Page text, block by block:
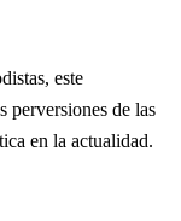
este
perversiones de las
en la actualidad.